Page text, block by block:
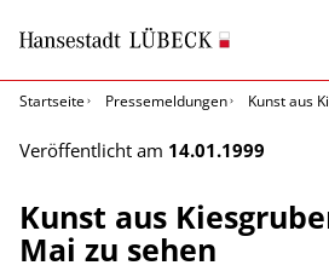
Startseite
Pressemeldungen Kunst aus
Veröffentlicht am 14.01.1999
Kunst aus
Mai zu sehen